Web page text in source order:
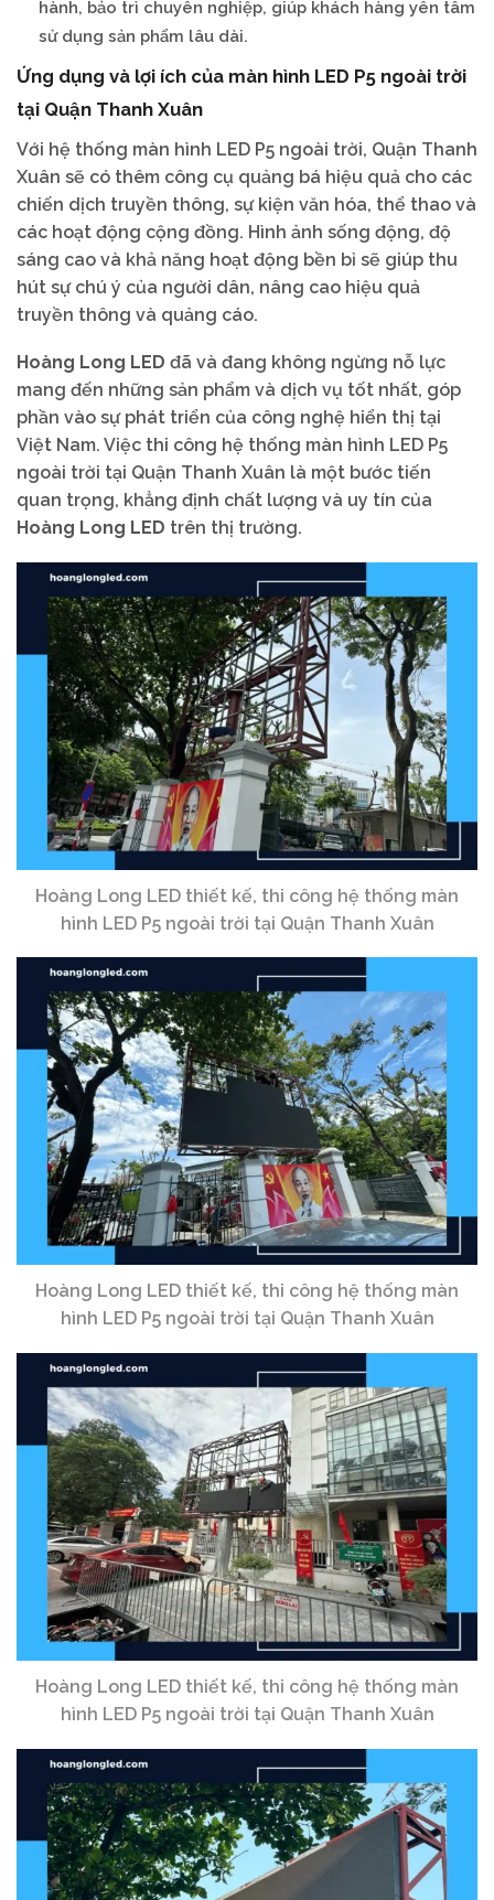
hành, bảo trì chuyên nghiệp, giúp khách hàng yên tâm
sử dụng sản phẩm lâu dài.
Ứng dụng và lợi ích của màn hình LED P5 ngoài trời
tại Quận Thanh Xuân
Với hệ thống màn hình LED P5 ngoài trời, Quận Thanh
Xuân sẽ có thêm công cụ quảng bá hiệu quả cho các
chiến dịch truyền thông, sự kiện văn hóa, thể thao và
các hoạt động cộng đồng. Hình ảnh sống động, độ
sáng cao và khả năng hoạt động bền bỉ sẽ giúp thu
hút sự chú ý của người dân, nâng cao hiệu quả
truyền thông và quảng cáo.
Hoàng Long LED đã và đang không ngừng nỗ lực
mang đến những sản phẩm và dịch vụ tốt nhất, góp
phần vào sự phát triển của công nghệ hiển thị tại
Việt Nam. Việc thi công hệ thống màn hình LED P5
ngoài trời tại Quận Thanh Xuân là một bước tiến
quan trọng, khẳng định chất lượng và uy tín của
Hoàng Long LED trên thị trường.
Hoàng Long LED thiết kế, thi công hệ thống màn
hình LED P5 ngoài trời tại Quận Thanh Xuân
Hoàng Long LED thiết kế, thi công hệ thống màn
hình LED P5 ngoài trời tại Quận Thanh Xuân
Hoàng Long LED thiết kế, thi công hệ thống màn
hình LED P5 ngoài trời tại Quận Thanh Xuân